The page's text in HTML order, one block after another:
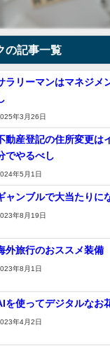
の記事一覧
ラリーマンはマネジメ
年3月26日
動産登記の住所変更は
でやるべし
年5月1日
ャンブルで大当たりに
年8月19日
外旅行のおススメ装備
年8月1日
を使ってデジタルなお
年4月2日